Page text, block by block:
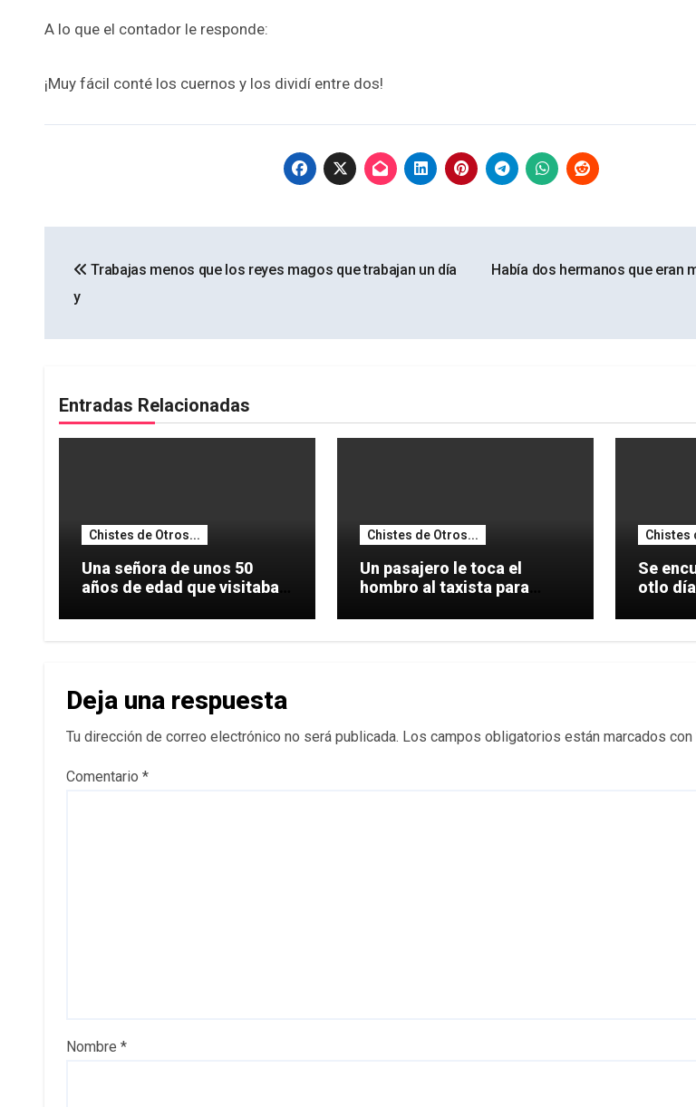
A lo que el contador le responde:
¡Muy fácil conté los cuernos y los dividí entre dos!
de
Trabajas menos que los reyes magos que trabajan un día
y
Había dos hermanos que eran
Entradas Relacionadas
Chistes de Otros...
Una señora de unos 50
años de edad que visitaba
Chistes de Otros...
Un pasajero le toca el
hombro al taxista para
Chistes
Se
otlo
Deja una respuesta
Tu dirección de correo electrónico no será publicada. Los campos obligatorios están marcados con
Comentario *
Nombre *